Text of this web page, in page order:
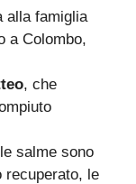
alla famiglia
a Colombo,
, che
salme sono
recuperato, le